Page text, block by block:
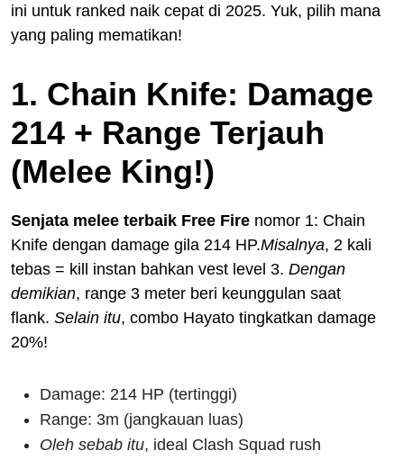
ini untuk ranked naik cepat di 2025. Yuk, pilih mana
yang paling mematikan!
1. Chain Knife: Damage
214 + Range Terjauh
(Melee King!)
Senjata melee terbaik Free Fire nomor 1: Chain
Knife dengan damage gila 214 HP.Misalnya, 2 kali
tebas = kill instan bahkan vest level 3. Dengan
demikian, range 3 meter beri keunggulan saat
flank. Selain itu, combo Hayato tingkatkan damage
20%!
Damage: 214 HP (tertinggi)
Range: 3m (jangkauan luas)
Oleh sebab itu, ideal Clash Squad rush